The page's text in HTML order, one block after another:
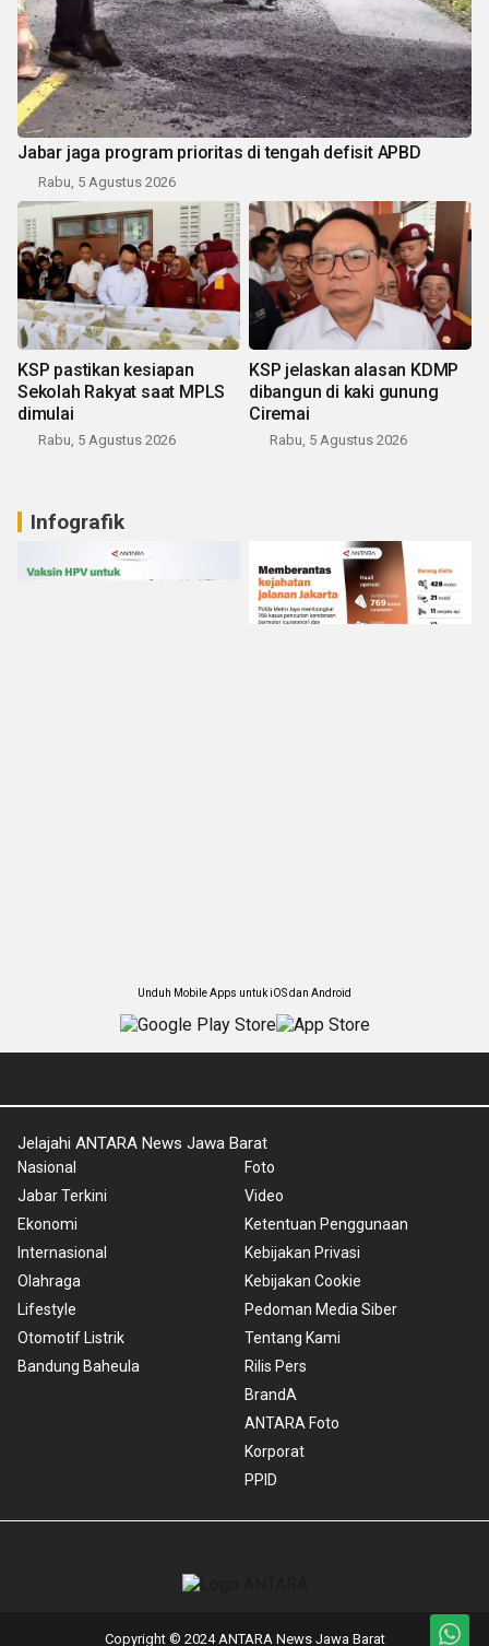
Jabar jaga program prioritas di tengah defisit APBD
Rabu, 5 Agustus 2026
KSP pastikan kesiapan
Sekolah Rakyat saat MPLS
dimulai
Rabu, 5 Agustus 2026
KSP jelaskan alasan KDMP
dibangun di kaki gunung
Ciremai
Rabu, 5 Agustus 2026
Infografik
Unduh Mobile Apps untuk iOS dan Android
Jelajahi ANTARA News Jawa Barat
Nasional
Jabar Terkini
Ekonomi
Internasional
Olahraga
Lifestyle
Otomotif Listrik
Bandung Baheula
Foto
Video
Ketentuan Penggunaan
Kebijakan Privasi
Kebijakan Cookie
Pedoman Media Siber
Tentang Kami
Rilis Pers
BrandA
ANTARA Foto
Korporat
PPID
Copyright © 2024 ANTARA News Jawa Barat